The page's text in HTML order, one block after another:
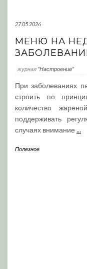
27.05.2026
МЕНЮ НА
журнал "Настроение"
При заболеваниях
строить по
количество
поддерживать
случаях внимание ...
Полезное